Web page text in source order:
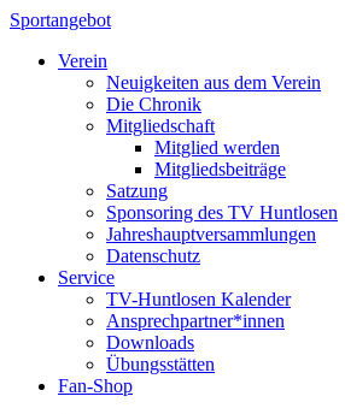
Sportangebot
Verein
Neuigkeiten aus dem Verein
Die Chronik
Mitgliedschaft
Mitglied werden
Mitgliedsbeiträge
Satzung
Sponsoring des TV Huntlosen
Jahreshauptversammlungen
Datenschutz
Service
TV-Huntlosen Kalender
Ansprechpartner*innen
Downloads
Übungsstätten
Fan-Shop